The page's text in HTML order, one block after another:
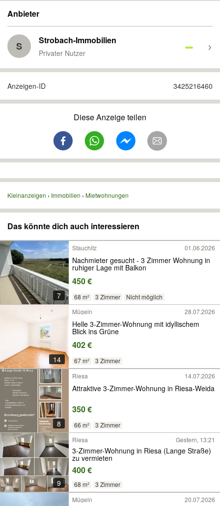
Anbieter
S Strobach-Immobilien
Privater Nutzer
Anzeigen-ID 3425216460
Diese Anzeige teilen
Kleinanzeigen Immobilien Mietwohnungen
Das könnte dich auch interessieren
7
Stauchitz 01.06.2026
Nachmieter gesucht - 3 Zimmer Wohnung in
ruhiger Lage mit Balkon
450 €
68 m² 3 Zimmer Nicht möglich
14
Mügeln 28.07.2026
Helle 3-Zimmer-Wohnung mit idyllischem
Blick ins Grüne
402 €
67 m² 3 Zimmer
8
Riesa 14.07.2026
Attraktive 3-Zimmer-Wohnung in Riesa-Weida
350 €
66 m² 3 Zimmer
9
Riesa Gestern, 13:21
3-Zimmer-Wohnung in Riesa (Lange Straße)
zu vermieten
400 €
68 m² 3 Zimmer
Mügeln 20.07.2026